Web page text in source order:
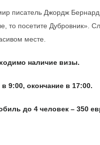
писатель Джордж
то посетите Дубровник».
месте.
наличие визы.
9:00, окончание в 17:00.
до 4 человек – 350